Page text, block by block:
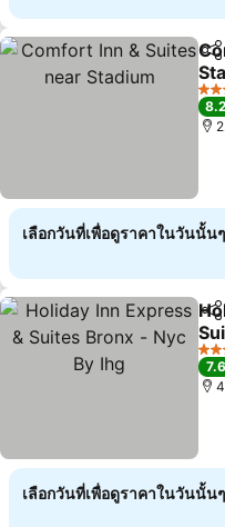
แช
3 ด
8.2
เลือกวันที่เพื่อดูราคาในวันนั้นๆ
แช
3 ด
7.6
เลือกวันที่เพื่อดูราคาในวันนั้นๆ